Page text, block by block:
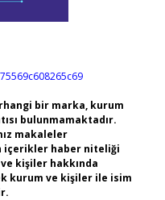
bir marka, kurum
bulunmamaktadır.
makaleler
içerikler haber niteliği
kişiler hakkında
kurum ve kişiler ile isim